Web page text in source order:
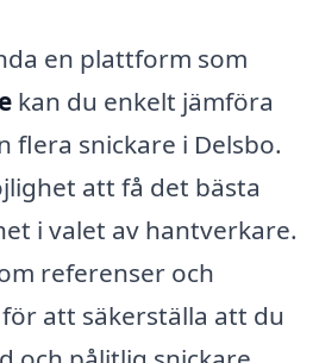
en plattform som
kan du enkelt jämföra
flera snickare i Delsbo.
att få det bästa
i valet av hantverkare.
referenser och
att säkerställa att du